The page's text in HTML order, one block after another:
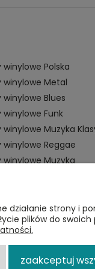
winylowe Polska
winylowe Metal
winylowe Blues
winylowe Funk
winylowe Muzyka
winylowe Reggae
winylowe Muzyka
działanie strony i
plików do
zaakceptuj